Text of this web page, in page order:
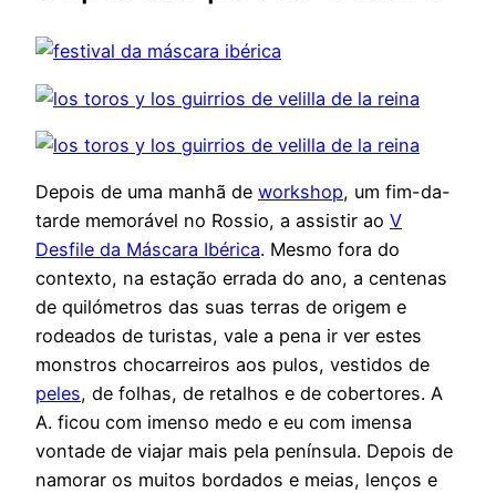
Depois de uma manhã de workshop, um fim-da-
tarde memorável no Rossio, a assistir ao V
Desfile da Máscara Ibérica. Mesmo fora do
contexto, na estação errada do ano, a centenas
de quilómetros das suas terras de origem e
rodeados de turistas, vale a pena ir ver estes
monstros chocarreiros aos pulos, vestidos de
peles, de folhas, de retalhos e de cobertores. A
A. ficou com imenso medo e eu com imensa
vontade de viajar mais pela península. Depois de
namorar os muitos bordados e meias, lenços e